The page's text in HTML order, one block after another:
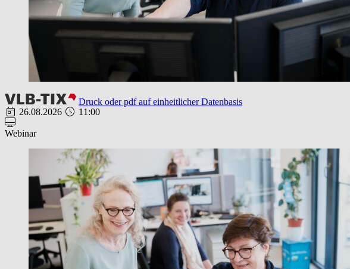
Druck oder pdf auf einheitlicher Datenbasis
26.08.2026
11:00
Webinar